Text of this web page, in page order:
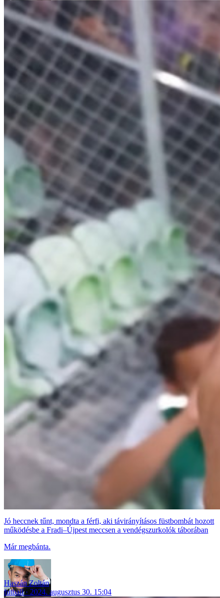
Jó heccnek tűnt, mondta a férfi, aki távirányításos füstbombát hozott
működésbe a Fradi–Újpest meccsen a vendégszurkolók táborában
Már megbánta.
Haszán Zoltán
futball
2024. augusztus 30. 15:04